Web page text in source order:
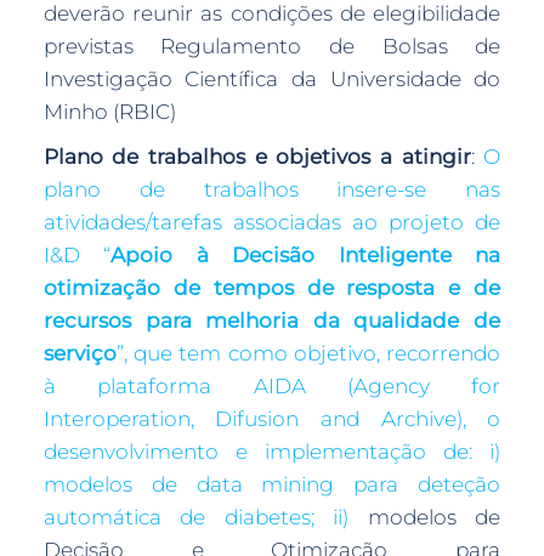
deverão reunir as condições de elegibilidade
previstas Regulamento de Bolsas de
Investigação Científica da Universidade do
Minho (RBIC)
Plano de trabalhos e objetivos a atingir: O
plano de trabalhos insere-se nas
atividades/tarefas associadas ao projeto de
I&D “Apoio à Decisão Inteligente na
otimização de tempos de resposta e de
recursos para melhoria da qualidade de
serviço”, que tem como objetivo, recorrendo
à plataforma AIDA (Agency for
Interoperation, Difusion and Archive), o
desenvolvimento e implementação de: i)
modelos de data mining para deteção
automática de diabetes; ii) modelos de
Decisão e Otimização para